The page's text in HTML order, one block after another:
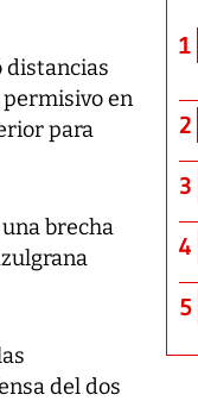
distancias
en
para
brecha
del dos
1
2
3
4
5